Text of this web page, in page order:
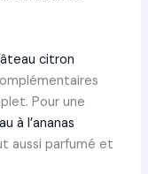
citron
Pour une
à l’ananas
aussi parfumé et